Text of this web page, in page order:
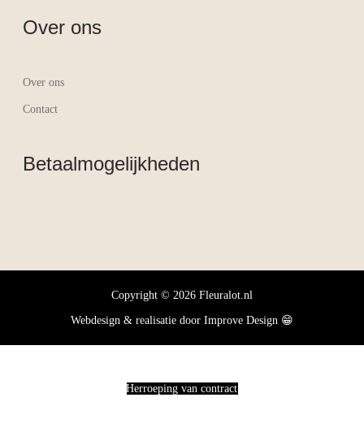
Over ons
Over ons
Contact
Betaalmogelijkheden
Copyright © 2026 Fleuralot.nl
Webdesign & realisatie door Improve Design 😁
Herroeping van contract